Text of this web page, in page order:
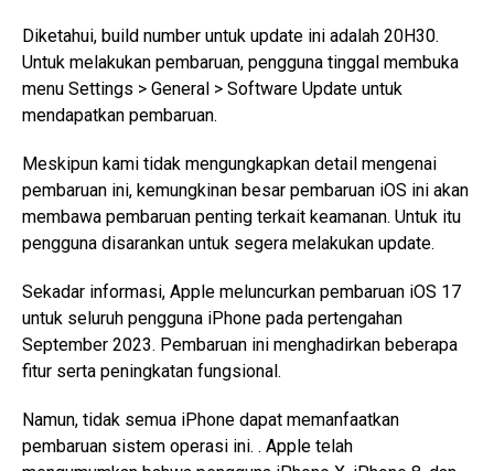
Diketahui, build number untuk update ini adalah 20H30.
Untuk melakukan pembaruan, pengguna tinggal membuka
menu Settings > General > Software Update untuk
mendapatkan pembaruan.
Meskipun kami tidak mengungkapkan detail mengenai
pembaruan ini, kemungkinan besar pembaruan iOS ini akan
membawa pembaruan penting terkait keamanan. Untuk itu
pengguna disarankan untuk segera melakukan update.
Sekadar informasi, Apple meluncurkan pembaruan iOS 17
untuk seluruh pengguna iPhone pada pertengahan
September 2023. Pembaruan ini menghadirkan beberapa
fitur serta peningkatan fungsional.
Namun, tidak semua iPhone dapat memanfaatkan
pembaruan sistem operasi ini. . Apple telah